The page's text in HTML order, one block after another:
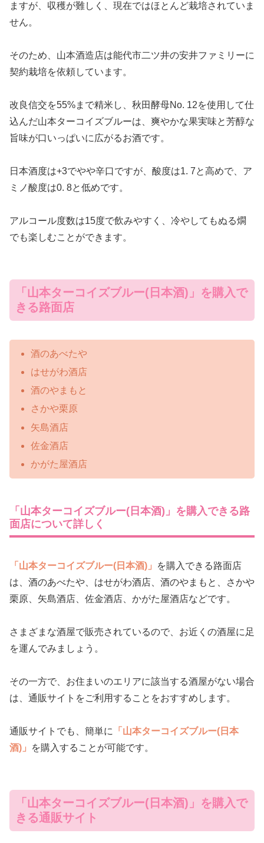
ますが、収穫が難しく、現在ではほとんど栽培されていま
せん。
そのため、山本酒造店は能代市二ツ井の安井ファミリーに
契約栽培を依頼しています。
改良信交を55%まで精米し、秋田酵母No. 12を使用して仕
込んだ山本ターコイズブルーは、爽やかな果実味と芳醇な
旨味が口いっぱいに広がるお酒です。
日本酒度は+3でやや辛口ですが、酸度は1. 7と高めで、ア
ミノ酸度は0. 8と低めです。
アルコール度数は15度で飲みやすく、冷やしてもぬる燗
でも楽しむことができます。
「山本ターコイズブルー(日本酒)」を購入で
きる路面店
酒のあべたや
はせがわ酒店
酒のやまもと
さかや栗原
矢島酒店
佐金酒店
かがた屋酒店
「山本ターコイズブルー(日本酒)」を購入できる路
面店について詳しく
「山本ターコイズブルー(日本酒)」
を購入できる路面店
は、酒のあべたや、はせがわ酒店、酒のやまもと、さかや
栗原、矢島酒店、佐金酒店、かがた屋酒店などです。
さまざまな酒屋で販売されているので、お近くの酒屋に足
を運んでみましょう。
その一方で、お住まいのエリアに該当する酒屋がない場合
は、通販サイトをご利用することをおすすめします。
通販サイトでも、簡単に
「山本ターコイズブルー(日本
酒)」
を購入することが可能です。
「山本ターコイズブルー(日本酒)」を購入で
きる通販サイト